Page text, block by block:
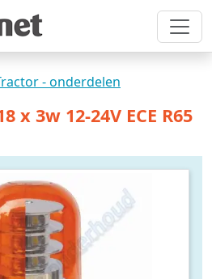
- onderdelen
x 3w 12-24V ECE R65